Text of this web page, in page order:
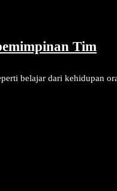
Tim
belajar dari kehidupan